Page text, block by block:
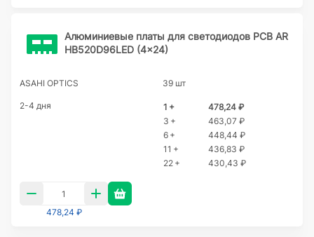
Алюминиевые платы для светодиодов PCB AR
HB520D96LED (4x24)
ASAHI OPTICS 39 шт
2-4 дня 1 +
478,24 ₽
3 +
463,07 ₽
6 +
448,44 ₽
11 +
436,83 ₽
22 +
430,43 ₽
478,24 ₽